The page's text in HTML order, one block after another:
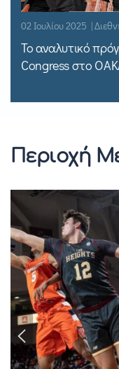
02 Ιουλίου 2025 |
Το αναλυτικό
Congress στο
Περιοχή